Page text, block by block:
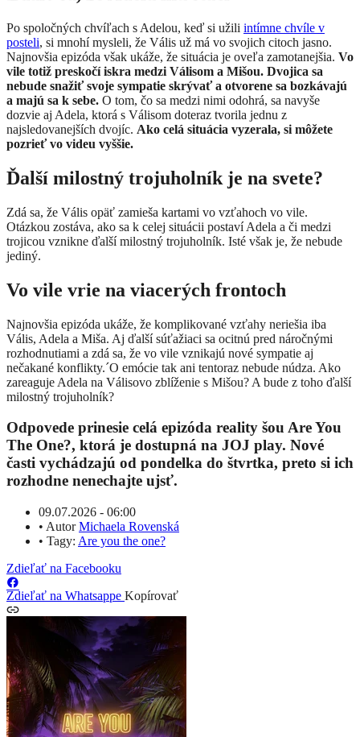
Po spoločných chvíľach s Adelou, keď si užili intímne chvíle v
posteli, si mnohí mysleli, že Vális už má vo svojich citoch jasno.
Najnovšia epizóda však ukáže, že situácia je oveľa zamotanejšia. Vo
vile totiž preskočí iskra medzi Válisom a Mišou. Dvojica sa
nebude snažiť svoje sympatie skrývať a otvorene sa bozkávajú
a majú sa k sebe. O tom, čo sa medzi nimi odohrá, sa navyše
dozvie aj Adela, ktorá s Válisom doteraz tvorila jednu z
najsledovanejších dvojíc. Ako celá situácia vyzerala, si môžete
pozrieť vo videu vyššie.
Ďalší milostný trojuholník je na svete?
Zdá sa, že Vális opäť zamieša kartami vo vzťahoch vo vile.
Otázkou zostáva, ako sa k celej situácii postaví Adela a či medzi
trojicou vznikne ďalší milostný trojuholník. Isté však je, že nebude
jediný.
Vo vile vrie na viacerých frontoch
Najnovšia epizóda ukáže, že komplikované vzťahy neriešia iba
Vális, Adela a Miša. Aj ďalší súťažiaci sa ocitnú pred náročnými
rozhodnutiami a zdá sa, že vo vile vznikajú nové sympatie aj
nečakané konflikty.´O emócie tak ani tentoraz nebude núdza. Ako
zareaguje Adela na Válisovo zblíženie s Mišou? A bude z toho ďalší
milostný trojuholník?
Odpovede prinesie celá epizóda reality šou Are You
The One?, ktorá je dostupná na JOJ play. Nové
časti vychádzajú od pondelka do štvrtka, preto si ich
rozhodne nenechajte ujsť.
09.07.2026 - 06:00
• AutorMichaela Rovenská
• Tagy: Are you the one?
Zdieľať na Facebooku
Zdieľať na Whatsappe Kopírovať